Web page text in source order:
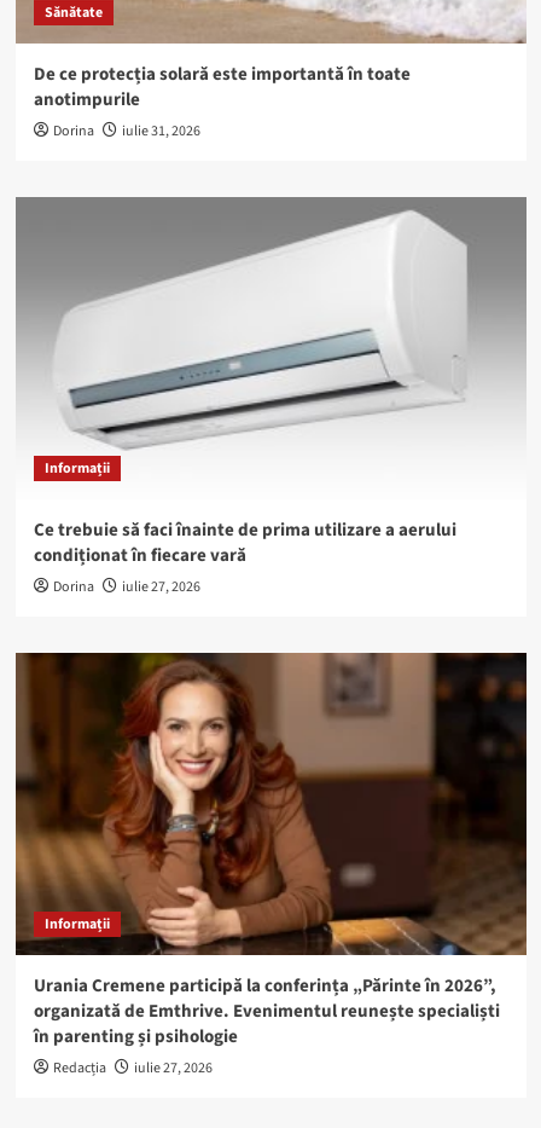
Sănătate
De ce protecția solară este importantă în toate
anotimpurile
Dorina iulie 31, 2026
Informații
Ce trebuie să faci înainte de prima utilizare a aerului
condiționat în fiecare vară
Dorina iulie 27, 2026
Informații
Urania Cremene participă la conferința „Părinte în 2026”,
organizată de Emthrive. Evenimentul reunește specialiști
în parenting și psihologie
Redacția iulie 27, 2026